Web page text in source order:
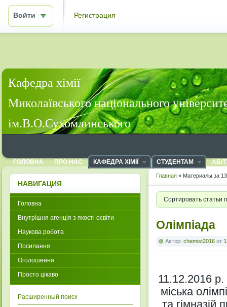
Войти Регистрация
Кафедра хімії
Миколаївського національного
ім.В.О.Сухомлинського
ГОЛОВНА ПРО НАС КАФЕДРА ХІМІЇ СТУДЕНТАМ
Главная » Материалы за
Сортировать статьи
Олімпіада
Автор: chemist2016 от
11.12.2016 р.
міська
та гімназій
НАВИГАЦИЯ
Головна
Внутрішня агенція з якості освіти
Наукова робота
Посилання
Оголошення
Просто цікаво
Расширенный поиск